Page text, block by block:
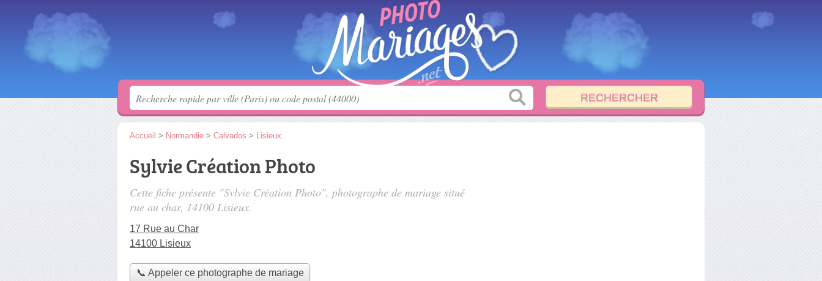
Accueil > Normandie > Calvados > Lisieux
Sylvie Création Photo
Cette fiche présente "Sylvie Création Photo", photographe de mariage situé
rue au char, 14100 Lisieux.
17 Rue au Char
14100 Lisieux
📞 Appeler ce photographe de mariage